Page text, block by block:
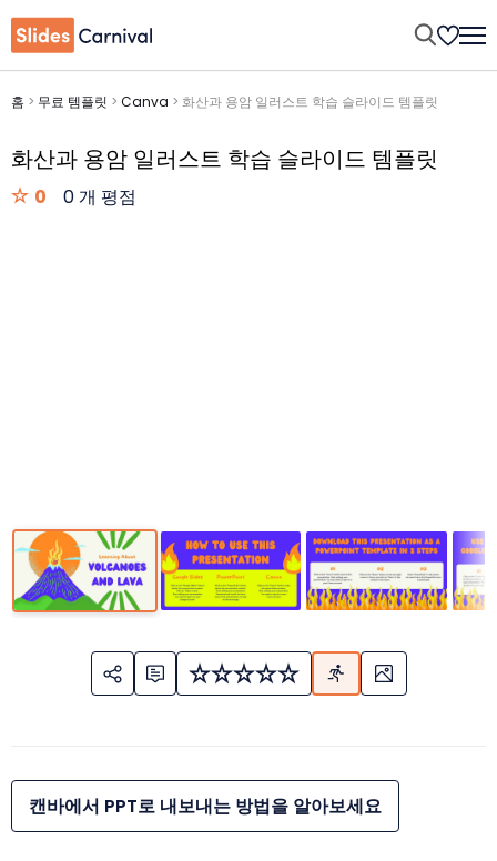
홈 > 무료 템플릿 > Canva > 화산과 용암 일러스트 학습 슬라이드 템플릿
화산과 용암 일러스트 학습 슬라이드 템플릿
0 0 개 평점
캔바에서 PPT로 내보내는 방법을 알아보세요